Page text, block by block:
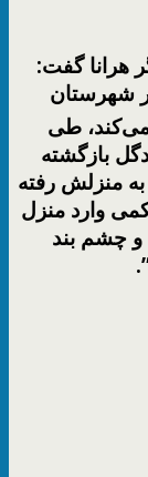
هرانا گفت:
شهرستان
طی
بازگشته
منزلش رفته
وارد منزل
چشم بند